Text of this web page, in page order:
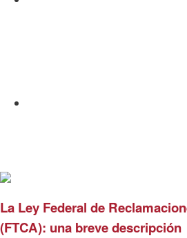
La Ley Federal de
(FTCA): una breve descripción